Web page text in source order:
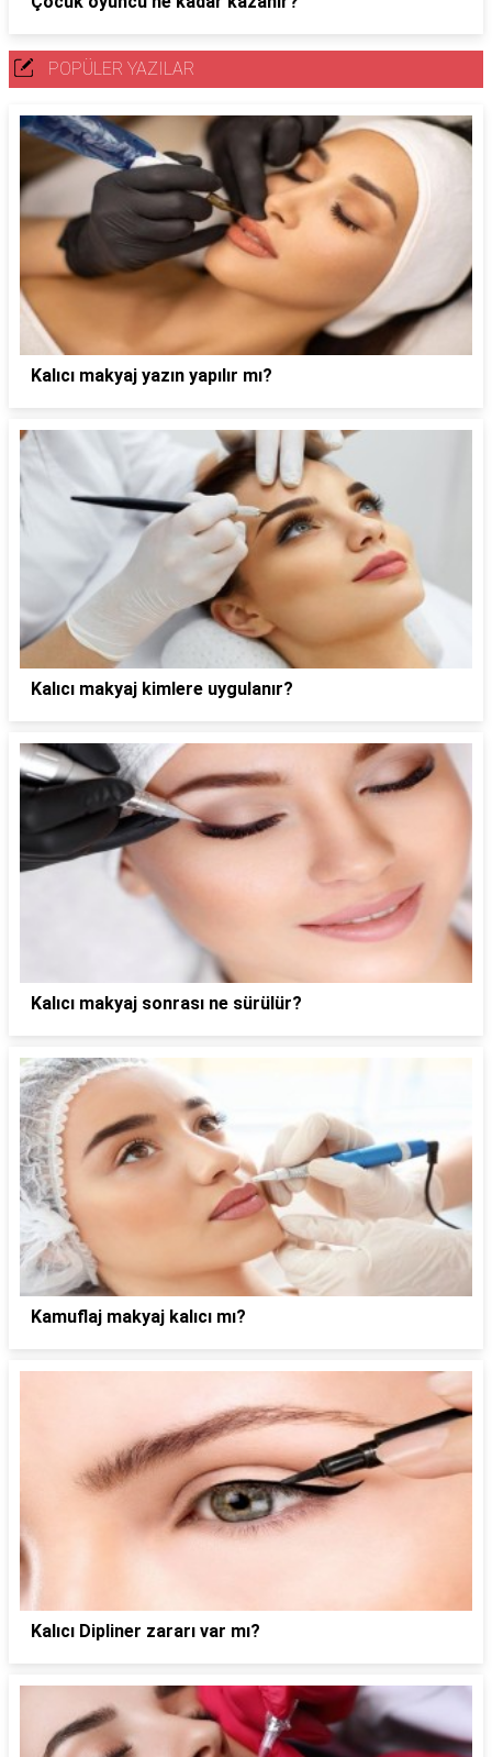
POPÜLER YAZILAR
Kalıcı makyaj yazın yapılır mı?
Kalıcı makyaj kimlere uygulanır?
Kalıcı makyaj sonrası ne sürülür?
Kamuflaj makyaj kalıcı mı?
Kalıcı Dipliner zararı var mı?